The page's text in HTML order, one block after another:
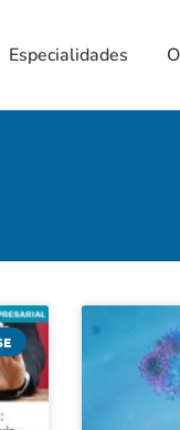
Especialidades